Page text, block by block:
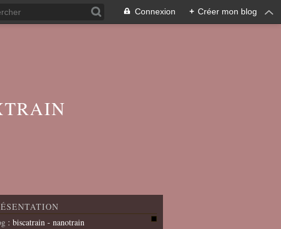
Connexion + Créer mon blog
: biscatrain - nanotrain